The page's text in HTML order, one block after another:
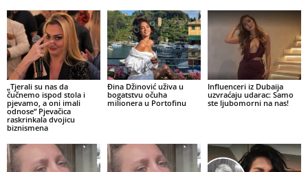
„Tjerali su nas da
čučnemo ispod stola i
pjevamo, a oni imali
odnose“ Pjevačica
raskrinkala dvojicu
biznismena
Đina Džinović uživa u
bogatstvu očuha
milionera u Portofinu
Influenceri iz Dubaija
uzvraćaju udarac: Samo
ste ljubomorni na nas!